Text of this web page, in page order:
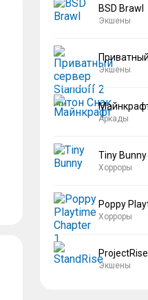
BSD Brawl
Экшены
Экшены
Аркады
Tiny Bunny
Хорроры
Poppy
Хорроры
ProjectRise
Экшены